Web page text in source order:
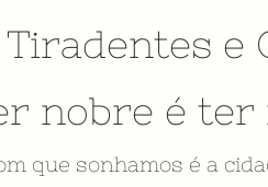
Tiradentes e
nobre é ter
que sonhamos é a